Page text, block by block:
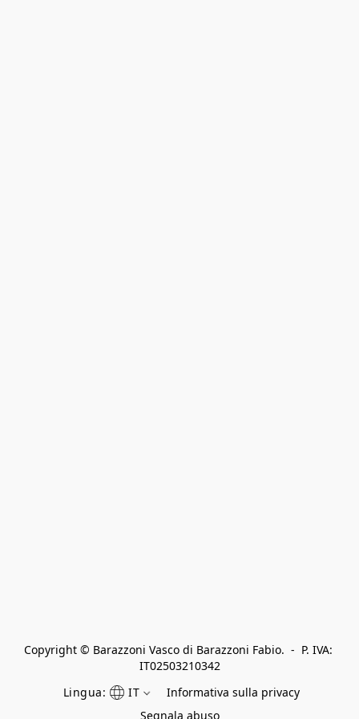
Copyright © Barazzoni Vasco di Barazzoni Fabio.  -  P. IVA:
IT02503210342
Lingua:
IT
Informativa sulla privacy
Segnala abuso